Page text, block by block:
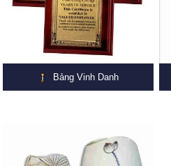
Bảng Vinh Danh